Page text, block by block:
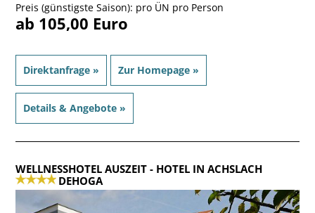
Preis (günstigste Saison): pro ÜN pro Person
ab 105,00 Euro
Direktanfrage » Zur Homepage »
Details & Angebote »
WELLNESSHOTEL AUSZEIT- HOTEL IN ACHSLACH
DEHOGA